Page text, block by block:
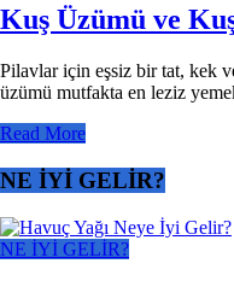
Kuş Üzümü ve
Pilavlar için eşsiz bir tat, kek
üzümü mutfakta en leziz
Read More
NE İYİ GELİR?
NE İYİ GELİR?